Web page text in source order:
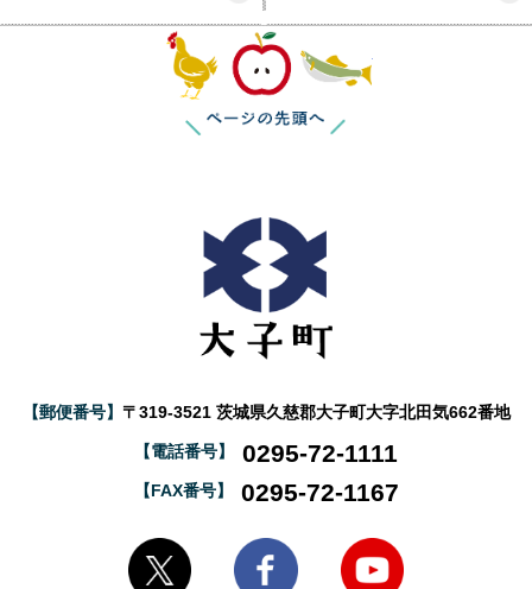
【郵便番号】 〒319-3521 茨城県久慈郡大子町大字北田気662番地
【電話番号】 0295-72-1111
【FAX番号】 0295-72-1167
大子町Twitter 大子町Facebook